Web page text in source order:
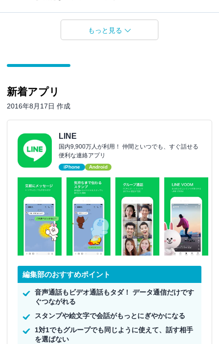
もっと見る
新着アプリ
2016年8月17日 作成
LINE
国内9,900万人が利用！ 仲間といつでも、すぐ話せる
便利な連絡アプリ
iPhone Android
編集部のおすすめポイント
音声通話もビデオ通話もタダ！ データ通信だけです
ぐつながれる
スタンプや絵文字で会話がもっとにぎやかになる
1対1でもグループでも同じように使えて、話す相手
を選ばない